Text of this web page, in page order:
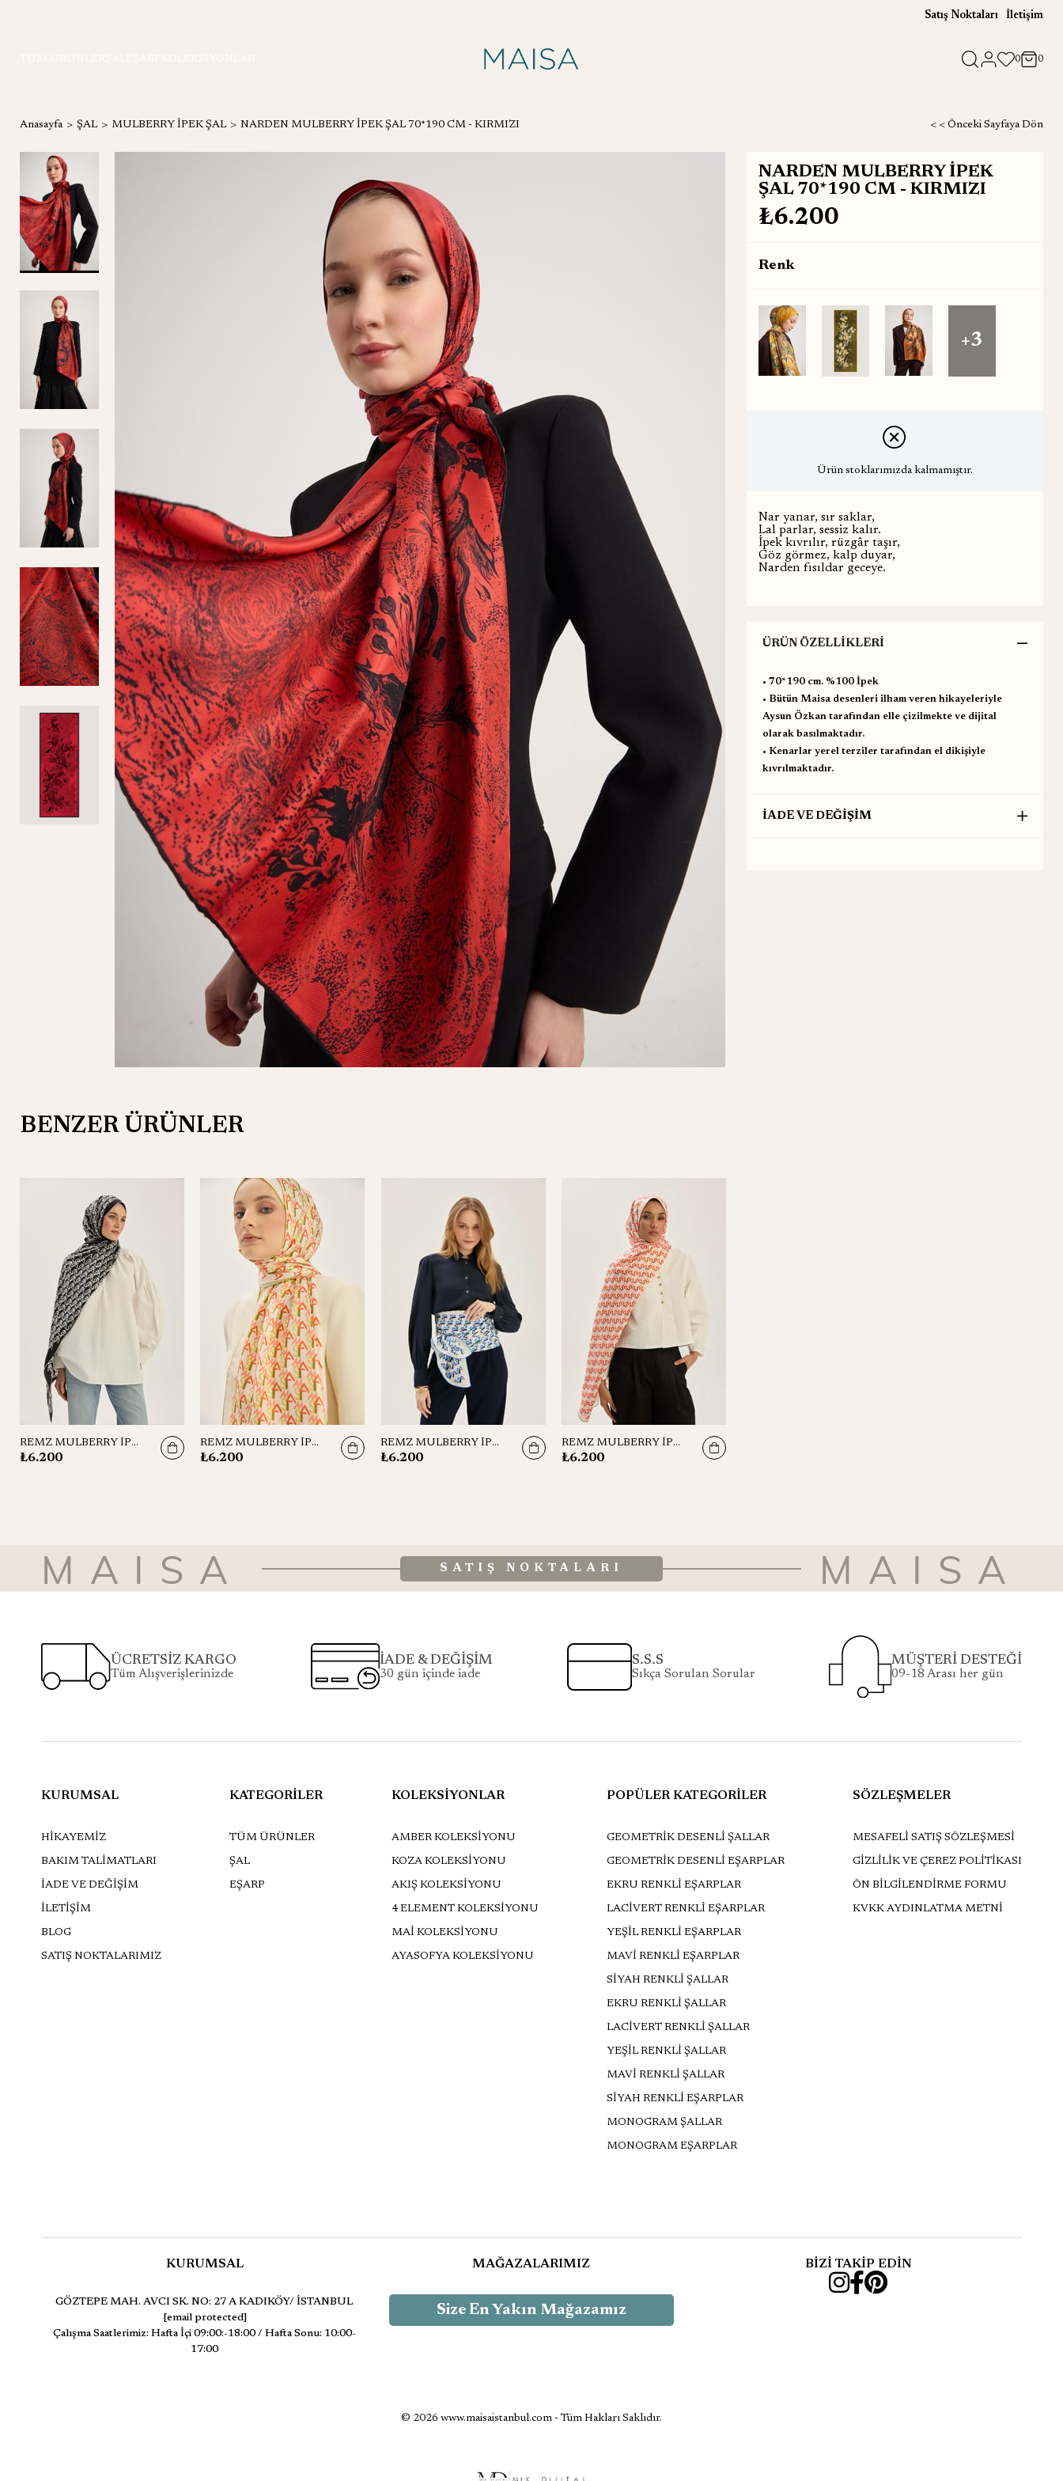
Satış Noktaları İletişim
0 0
Anasayfa ŞAL MULBERRY İPEK ŞAL NARDEN MULBERRY İPEK ŞAL 70*190 CM - KIRMIZI < < Önceki Sayfaya Dön
BENZER ÜRÜNLER
REMZ MULBERRY İPEK ŞAL 70*190 CM - SİYAH
₺6.200
REMZ MULBERRY İPEK ŞAL 70*190 CM - FISTIK YEŞİLİ
₺6.200
REMZ MULBERRY İPEK ŞAL 70*190 CM - KOYU MAVİ
₺6.200
REMZ MULBERRY İPEK ŞAL 70*190 CM - KIRMIZI
₺6.200
NARDEN MULBERRY İPEK
ŞAL 70*190 CM - KIRMIZI
₺6.200
Renk
+3
Ürün stoklarımızda kalmamıştır.
Nar yanar, sır saklar,
Lal parlar, sessiz kalır.
İpek kıvrılır, rüzgâr taşır,
Göz görmez, kalp duyar,
Narden fısıldar geceye.
ÜRÜN ÖZELLIKLERI
•⁠ ⁠70*190 cm. %100 İpek
•⁠ ⁠Bütün Maisa desenleri ilham veren hikayeleriyle
Aysun Özkan tarafından elle çizilmekte ve dijital
olarak basılmaktadır.
•⁠ ⁠Kenarlar yerel terziler tarafından el dikişiyle
kıvrılmaktadır.
İADE VE DEĞİŞİM
MAISA SATIŞ NOKTALARI MAISA
ÜCRETSİZ KARGO
Tüm Alışverişlerinizde
İADE & DEĞİŞİM
30 gün içinde iade
S.S.S
Sıkça Sorulan Sorular
MÜŞTERİ DESTEĞİ
09-18 Arası her gün
KURUMSAL
HİKAYEMİZ
BAKIM TALİMATLARI
İADE VE DEĞİŞİM
İLETİŞİM
BLOG
SATIŞ NOKTALARIMIZ
KATEGORİLER
TÜM ÜRÜNLER
ŞAL
EŞARP
KOLEKSİYONLAR
AMBER KOLEKSİYONU
KOZA KOLEKSİYONU
AKIŞ KOLEKSİYONU
4 ELEMENT KOLEKSİYONU
MAİ KOLEKSİYONU
AYASOFYA KOLEKSİYONU
POPÜLER KATEGORİLER
GEOMETRİK DESENLİ ŞALLAR
GEOMETRİK DESENLİ EŞARPLAR
EKRU RENKLİ EŞARPLAR
LACİVERT RENKLİ EŞARPLAR
YEŞİL RENKLİ EŞARPLAR
MAVİ RENKLİ EŞARPLAR
SİYAH RENKLİ ŞALLAR
EKRU RENKLİ ŞALLAR
LACİVERT RENKLİ ŞALLAR
YEŞİL RENKLİ ŞALLAR
MAVİ RENKLİ ŞALLAR
SİYAH RENKLİ EŞARPLAR
MONOGRAM ŞALLAR
MONOGRAM EŞARPLAR
SÖZLEŞMELER
MESAFELİ SATIŞ SÖZLEŞMESİ
GİZLİLİK VE ÇEREZ POLİTİKASI
ÖN BİLGİLENDİRME FORMU
KVKK AYDINLATMA METNİ
KURUMSAL
GÖZTEPE MAH. AVCI SK. NO: 27 A KADIKÖY/ İSTANBUL
[email protected]
Çalışma Saatlerimiz: Hafta İçi 09:00:-18:00 / Hafta Sonu: 10:00-
17:00
MAĞAZALARIMIZ
Size En Yakın Mağazamız
BİZİ TAKİP EDİN
© 2026 www.maisaistanbul.com - Tüm Hakları Saklıdır.